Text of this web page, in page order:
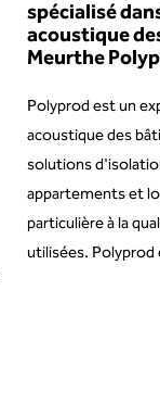
spécialisé
acoustique
Meurthe
Polyprod est un
acoustique des
solutions
appartements et
particulière à la
utilisées. Polyprod